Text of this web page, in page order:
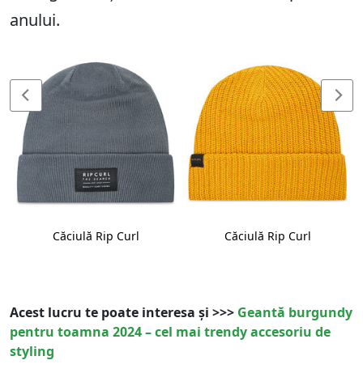
anului.
Căciulă Rip Curl Căciulă Rip Curl
Acest lucru te poate interesa și >>> Geantă burgundy
pentru toamna 2024 – cel mai trendy accesoriu de
styling